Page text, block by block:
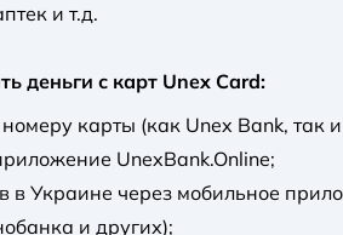
и т.д.
деньги с карт Unex Card:
карты (как Unex Bank, так
UnexBank.Online;
в Украине через мобильное
и других);